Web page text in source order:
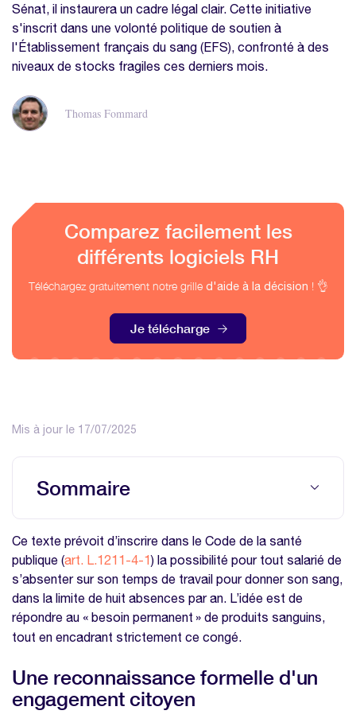
Sénat, il instaurera un cadre légal clair. Cette initiative
s'inscrit dans une volonté politique de soutien à
l'Établissement français du sang (EFS), confronté à des
niveaux de stocks fragiles ces derniers mois.
Thomas Fommard
Mis à jour le 17/07/2025
Sommaire
engagement citoyen
Une mesure à impact humain et
organisationnel
Ce texte prévoit d’inscrire dans le Code de la santé
publique (art. L.1211-4-1) la possibilité pour tout salarié de
s’absenter sur son temps de travail pour donner son sang,
dans la limite de huit absences par an. L’idée est de
répondre au « besoin permanent » de produits sanguins,
tout en encadrant strictement ce congé.
Une reconnaissance formelle d'un
engagement citoyen
Comparez facilement les
différents logiciels RH
Téléchargez gratuitement notre grille d'aide à la décision ! 👌
Je télécharge